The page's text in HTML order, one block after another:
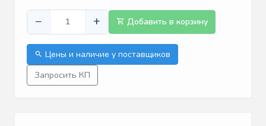
− + Добавить в корзину
Цены и наличие у поставщиков
Запросить КП